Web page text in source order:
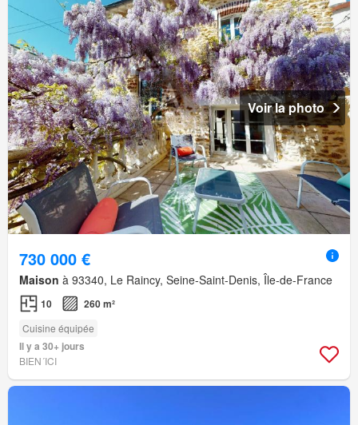
Voir la photo
730 000 €
Maison à 93340, Le Raincy, Seine-Saint-Denis, Île-de-France
10 260 m²
Cuisine équipée
Il y a 30+ jours
BIEN´ICI